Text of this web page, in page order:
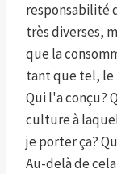
responsabilité
très diverses,
que la
tant que tel, le
Qui l'a conçu?
culture à
je porter ça?
Au-delà de